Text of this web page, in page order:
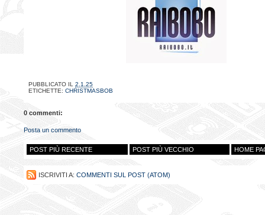
PUBBLICATO IL 2.1.25
ETICHETTE: CHRISTMASBOB
0 commenti:
Posta un commento
POST PIÙ RECENTE POST PIÙ VECCHIO HOME
ISCRIVITI A: COMMENTI SUL POST (ATOM)